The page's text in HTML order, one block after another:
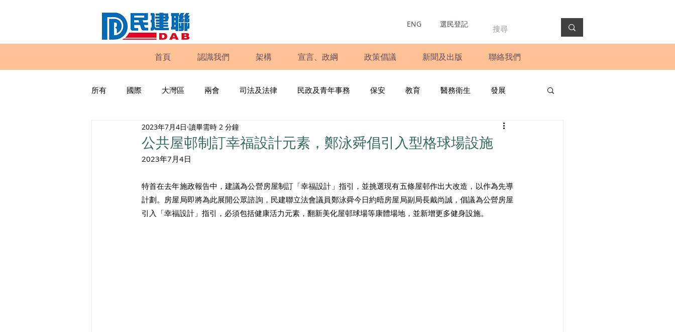
ENG 選民登記
首頁 認識我們 架構 宣言、政綱 政策倡議 新聞及出版 聯絡我們
所有 國際 大灣區 兩會 司法及法律 民政及青年事務 保安 教育 醫務衛生 發展
工商專業 家庭 圓桌會議
議會監察 區議會
公共屋邨制訂幸福設計元素，鄭泳舜倡引入型格球場設施
2023年7月4日 讀畢需時 2 分鐘
2023年7月4日
特首在去年施政報告中，建議為公營房屋制訂「幸福設計」指引，並挑選現有五條屋邨作出大改造，以作為先導
計劃。房屋局即將為此展開公眾諮詢，民建聯立法會議員鄭泳舜今日約晤房屋局副局長戴尚誠，倡議為公營房屋
引入「幸福設計」指引，必須包括健康活力元素，翻新美化屋邨球場等康體場地，並新增更多健身設施。